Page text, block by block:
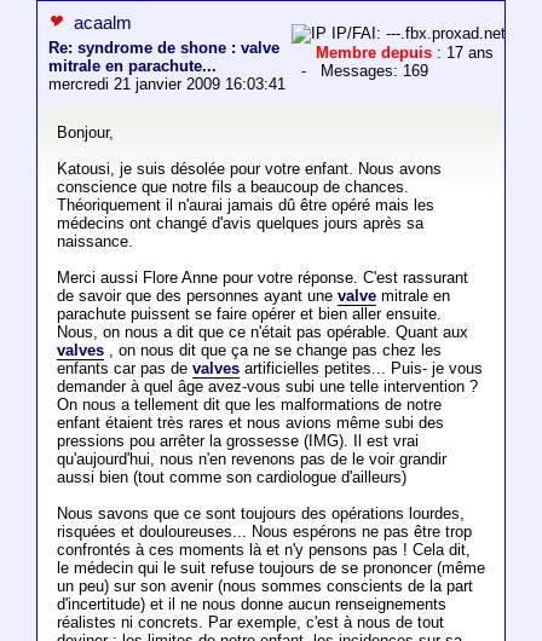
acaalm
Re: syndrome de shone : valve
mitrale en parachute...
mercredi 21 janvier 2009 16:03:41
IP/FAI: ---.fbx.proxad.net
Membre depuis : 17 ans
- Messages: 169
Bonjour,
Katousi, je suis désolée pour votre enfant. Nous avons
conscience que notre fils a beaucoup de chances.
Théoriquement il n'aurai jamais dû être opéré mais les
médecins ont changé d'avis quelques jours après sa
naissance.
Merci aussi Flore Anne pour votre réponse. C'est rassurant
de savoir que des personnes ayant une valvemitrale en
parachute puissent se faire opérer et bien aller ensuite.
Nous, on nous a dit que ce n'était pas opérable. Quant aux
valves, on nous dit que ça ne se change pas chez les
enfants car pas de valvesartificielles petites... Puis- je vous
demander à quel âge avez-vous subi une telle intervention ?
On nous a tellement dit que les malformations de notre
enfant étaient très rares et nous avions même subi des
pressions pou arrêter la grossesse (IMG). Il est vrai
qu'aujourd'hui, nous n'en revenons pas de le voir grandir
aussi bien (tout comme son cardiologue d'ailleurs)
Nous savons que ce sont toujours des opérations lourdes,
risquées et douloureuses... Nous espérons ne pas être trop
confrontés à ces moments là et n'y pensons pas ! Cela dit,
le médecin qui le suit refuse toujours de se prononcer (même
un peu) sur son avenir (nous sommes conscients de la part
d'incertitude) et il ne nous donne aucun renseignements
réalistes ni concrets. Par exemple, c'est à nous de tout